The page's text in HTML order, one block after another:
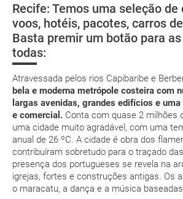
Recife: Temos uma seleção
voos, hotéis, pacotes, carros
Basta premir um botão para
todas:
Atravessada pelos rios Capibaribe e
bela e moderna metrópole costeira com
largas avenidas, grandes edifícios e
e comercial. Conta com quase 2 milhões
uma cidade muito agradável, com uma
anual de 26 ºC. A cidade é obra dos
contribuíram sobretudo para o traçado
presença dos portugueses se revela na
igrejas, fortes e construções antigas. Os
o maracatu, a dança e a música
Florianópolis
Fernando de
Noronha
Segurança
suplemento extra
férias
Posso cancelar ou modificar a
Que custos podem ser originados
cancelamento ou modificação da
Que validade deve ter o meu